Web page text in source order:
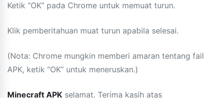
Ketik “OK” pada Chrome untuk memuat turun.
Klik pemberitahuan muat turun apabila selesai.
(Nota: Chrome mungkin memberi amaran tentang fail
APK, ketik “OK” untuk meneruskan.)
Minecraft APK selamat. Terima kasih atas